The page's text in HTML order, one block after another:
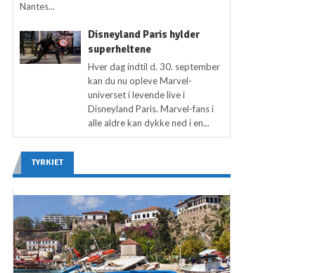
Nantes...
Disneyland Paris hylder
superheltene
Hver dag indtil d. 30. september
kan du nu opleve Marvel-
universet i levende live i
Disneyland Paris. Marvel-fans i
alle aldre kan dykke ned i en...
TYRKIET